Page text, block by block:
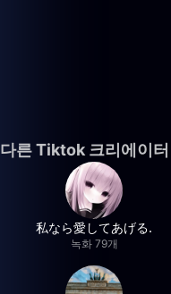
다른 Tiktok 크리에이터
私なら愛してあげる.
녹화 79개